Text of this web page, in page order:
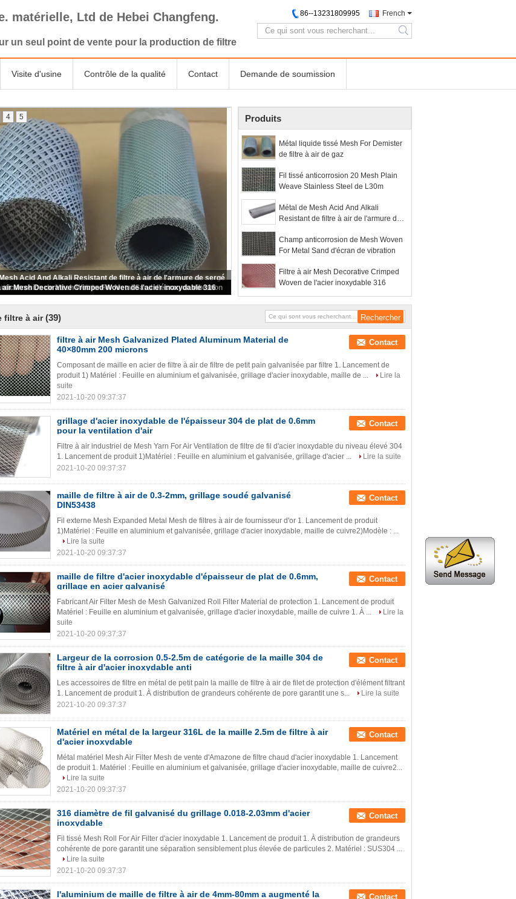
matérielle, Ltd de Hebei Changfeng.
un seul point de vente pour la production de filtre
French
86--13231809995
search
Visite d'usine Contrôle de la qualité Contact Demande de soumission
liquide tissé Mesh For Demister de filtre à air de gaz
4 5 Produits
Métal liquide tissé Mesh For Demister
de filtre à air de gaz
Fil tissé anticorrosion 20 Mesh Plain
Weave Stainless Steel de L30m
Métal de Mesh Acid And Alkali
Resistant de filtre à air de l'armure de
Champ anticorrosion de Mesh Woven
For Metal Sand d'écran de vibration
Filtre à air Mesh Decorative Crimped
Woven de l'acier inoxydable 316
filtre à air (39)
filtre à air Mesh Galvanized Plated Aluminum Material de
40×80mm 200 microns
Contact
Composant de maille en acier de filtre à air de filtre de petit pain galvanisée par filtre 1. Lancement de
produit 1) Matériel : Feuille en aluminium et galvanisée, grillage d'acier inoxydable, maille de ...
Lire la
suite
2021-10-20 09:37:37
grillage d'acier inoxydable de l'épaisseur 304 de plat de 0.6mm
pour la ventilation d'air
Contact
Filtre à air industriel de Mesh Yarn For Air Ventilation de filtre de fil d'acier inoxydable du niveau élevé 304
1. Lancement de produit 1)Matériel : Feuille en aluminium et galvanisée, grillage d'acier ...
Lire la suite
2021-10-20 09:37:37
maille de filtre à air de 0.3-2mm, grillage soudé galvanisé
DIN53438
Contact
Fil externe Mesh Expanded Metal Mesh de filtres à air de fournisseur d'or 1. Lancement de produit
1)Matériel : Feuille en aluminium et galvanisée, grillage d'acier inoxydable, maille de cuivre2)Modèle : ...
Lire la suite
2021-10-20 09:37:37
maille de filtre d'acier inoxydable d'épaisseur de plat de 0.6mm,
grillage en acier galvanisé
Contact
Fabricant Air Filter Mesh de Mesh Galvanized Roll Filter Material de protection 1. Lancement de produit
Matériel : Feuille en aluminium et galvanisée, grillage d'acier inoxydable, maille de cuivre 1. À ...
Lire la
suite
2021-10-20 09:37:37
Largeur de la corrosion 0.5-2.5m de catégorie de la maille 304 de
filtre à air d'acier inoxydable anti
Contact
Les accessoires de filtre en métal de petit pain la maille de filtre à air de filet de protection d'élément filtrant
1. Lancement de produit 1. À distribution de grandeurs cohérente de pore garantit une s...
Lire la suite
2021-10-20 09:37:37
Matériel en métal de la largeur 316L de la maille 2.5m de filtre à air
d'acier inoxydable
Contact
Métal matériel Mesh Air Filter Mesh de vente d'Amazone de filtre chaud d'acier inoxydable 1. Lancement
de produit 1. Matériel : Feuille en aluminium et galvanisée, grillage d'acier inoxydable, maille de cuivre2...
Lire la suite
2021-10-20 09:37:37
316 diamètre de fil galvanisé du grillage 0.018-2.03mm d'acier
inoxydable
Contact
Fil tissé Mesh Roll For Air Filter d'acier inoxydable 1. Lancement de produit 1. À distribution de grandeurs
cohérente de pore garantit une séparation sensiblement plus élevée de particules 2. Matériel : SUS304 ...
Lire la suite
2021-10-20 09:37:37
l'aluminium de maille de filtre à air de 4mm-80mm a augmenté la
Contact